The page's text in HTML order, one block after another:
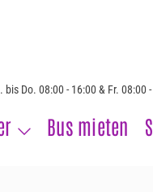
Bus mieten
bis Do. 08:00 - 16:00 & Fr. 08:00